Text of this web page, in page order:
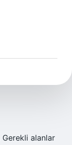
Gerekli alanlar